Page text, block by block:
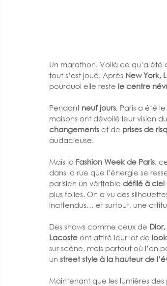
Un marathon. Voilà ce qu’a été
tout s’est joué. Après New York,
pourquoi elle reste le centre
Pendant neuf jours, Paris a été
maisons ont dévoilé leur vision
changements et de prises de
audacieuse.
Mais la Fashion Week de Paris,
dans la rue que l’énergie se
parisien un véritable défilé à ciel
plus folles. On a vu des
inattendus… et surtout, une
Des shows comme ceux de
Lacoste ont attiré leur lot de
sur scène, mais partout où l’on
un street style à la hauteur de
Maintenant que les lumières des